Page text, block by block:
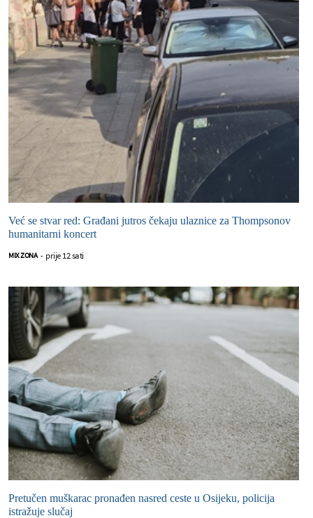
Već se stvar red: Građani jutros čekaju ulaznice za Thompsonov
humanitarni koncert
MIX ZONA - prije 12 sati
Pretučen muškarac pronađen nasred ceste u Osijeku, policija
istražuje slučaj